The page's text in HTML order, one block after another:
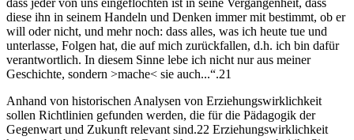
dass jeder von uns eingeflochten ist in seine Vergangenheit, dass
diese ihn in seinem Handeln und Denken immer mit bestimmt, ob er
will oder nicht, und mehr noch: dass alles, was ich heute tue und
unterlasse, Folgen hat, die auf mich zurückfallen, d.h. ich bin dafür
verantwortlich. In diesem Sinne lebe ich nicht nur aus meiner
Geschichte, sondern >mache< sie auch...“.21
Anhand von historischen Analysen von Erziehungswirklichkeit
sollen Richtlinien gefunden werden, die für die Pädagogik der
Gegenwart und Zukunft relevant sind.22 Erziehungswirklichkeit